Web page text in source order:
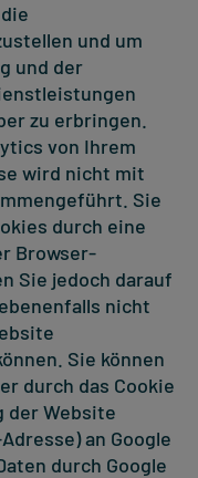
und um
und der
zu erbringen.
von Ihrem
wird nicht mit
Sie
durch eine
Browser-
Sie jedoch darauf
nicht
Sie können
durch das Cookie
der Website
an Google
durch Google